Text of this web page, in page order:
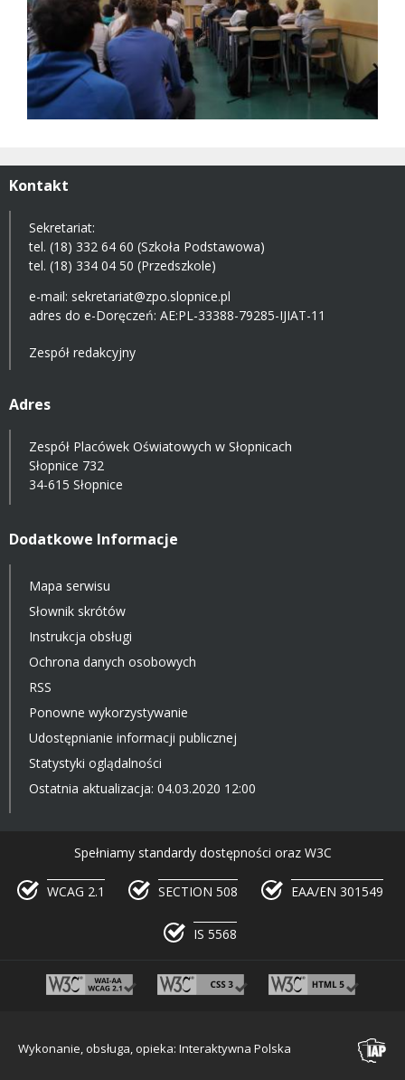
Kontakt
Sekretariat:
tel. (18) 332 64 60 (Szkoła Podstawowa)
tel. (18) 334 04 50 (Przedszkole)
e-mail: sekretariat@zpo.slopnice.pl
adres do e-Doręczeń: AE:PL-33388-79285-IJIAT-11
Zespół redakcyjny
Adres
Zespół Placówek Oświatowych w Słopnicach
Słopnice 732
34-615 Słopnice
Dodatkowe Informacje
Mapa serwisu
Słownik skrótów
Instrukcja obsługi
Ochrona danych osobowych
RSS
Ponowne wykorzystywanie
Udostępnianie informacji publicznej
Statystyki oglądalności
Ostatnia aktualizacja: 04.03.2020 12:00
Spełniamy standardy dostępności oraz W3C
WCAG 2.1 SECTION 508 EAA/EN 301549
IS 5568
Wykonanie, obsługa, opieka: Interaktywna Polska